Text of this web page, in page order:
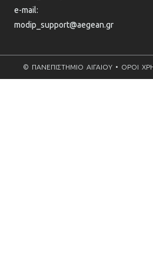
e-mail:
modip_support@aegean.gr
© ΠΑΝΕΠΙΣΤΗΜΙΟ ΑΙΓΑΙΟΥ • ΟΡΟΙ